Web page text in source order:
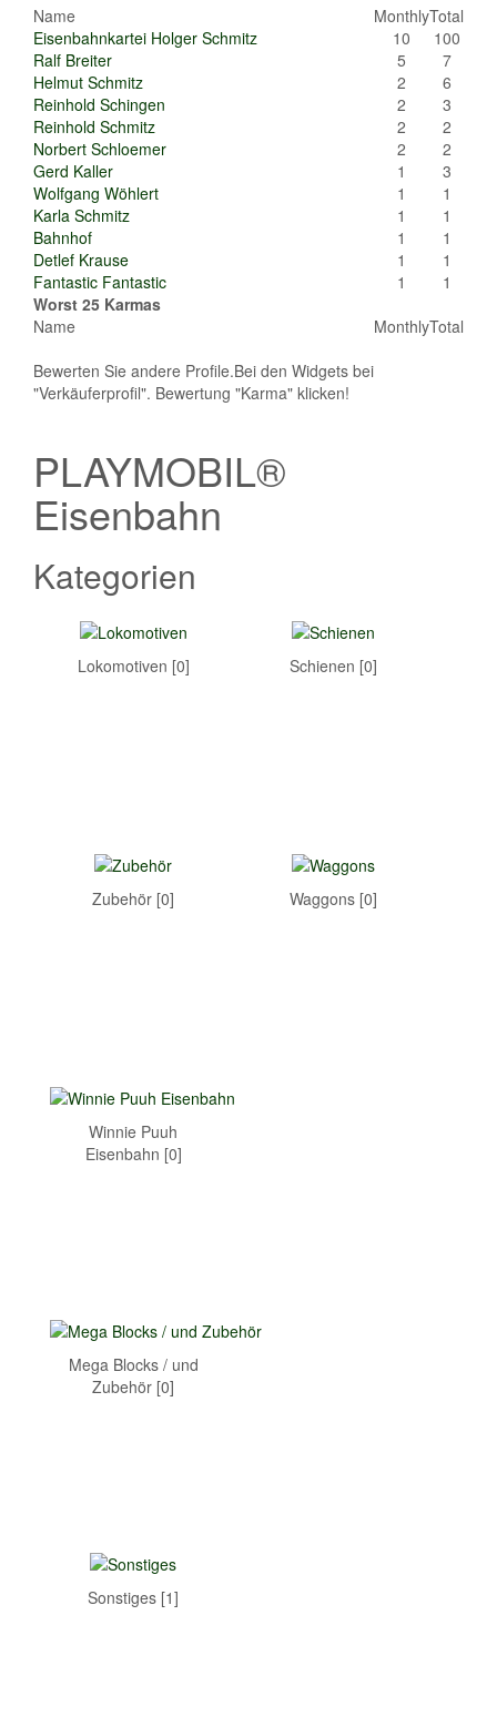
Name
MonthlyTotal
Eisenbahnkartei Holger Schmitz
10
100
Ralf Breiter
5
7
Helmut Schmitz
2
6
Reinhold Schingen
2
3
Reinhold Schmitz
2
2
Norbert Schloemer
2
2
Gerd Kaller
1
3
Wolfgang Wöhlert
1
1
Karla Schmitz
1
1
Bahnhof
1
1
Detlef Krause
1
1
Fantastic Fantastic
1
1
Worst 25 Karmas
Name
MonthlyTotal
Bewerten Sie andere Profile.Bei den Widgets bei
"Verkäuferprofil". Bewertung "Karma" klicken!
PLAYMOBIL®
Eisenbahn
Kategorien
Lokomotiven [0] Schienen [0]
Zubehör [0] Waggons [0]
Winnie Puuh
Eisenbahn [0]
Mega Blocks / und
Zubehör [0]
Sonstiges [1]